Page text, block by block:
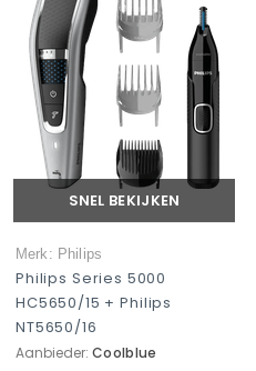
SNEL BEKIJKEN
Merk: Philips
Philips Series 5000
HC5650/15 + Philips
NT5650/16
Aanbieder: Coolblue